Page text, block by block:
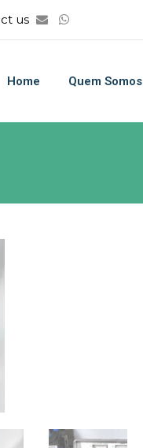
us
Home Quem Somos